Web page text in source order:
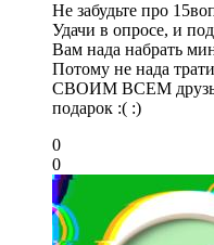
Не забудьте про
Удачи в опросе, и
Вам нада набрать
Потому не нада
СВОИМ ВСЕМ
подарок :( :)
0
0